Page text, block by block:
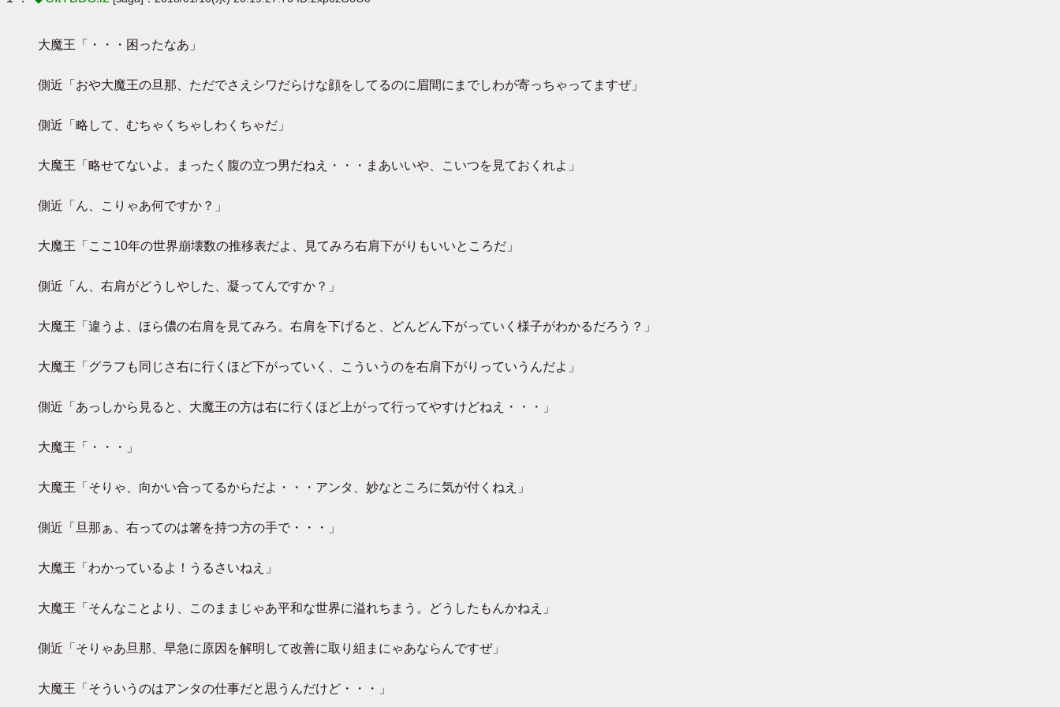
大魔王「・・・困ったなあ」
側近「おや大魔王の旦那、ただでさえシワだらけな顔をしてるのに眉間にまでしわが寄っちゃってますぜ」
側近「略して、むちゃくちゃしわくちゃだ」
大魔王「略せてないよ。まったく腹の立つ男だねえ・・・まあいいや、こいつを見ておくれよ」
側近「ん、こりゃあ何ですか？」
大魔王「ここ10年の世界崩壊数の推移表だよ、見てみろ右肩下がりもいいところだ」
側近「ん、右肩がどうしやした、凝ってんですか？」
大魔王「違うよ、ほら儂の右肩を見てみろ。右肩を下げると、どんどん下がっていく様子がわかるだろう？」
大魔王「グラフも同じさ右に行くほど下がっていく、こういうのを右肩下がりっていうんだよ」
側近「あっしから見ると、大魔王の方は右に行くほど上がって行ってやすけどねえ・・・」
大魔王「・・・」
大魔王「そりゃ、向かい合ってるからだよ・・・アンタ、妙なところに気が付くねえ」
側近「旦那ぁ、右ってのは箸を持つ方の手で・・・」
大魔王「わかっているよ！うるさいねえ」
大魔王「そんなことより、このままじゃあ平和な世界に溢れちまう。どうしたもんかねえ」
側近「そりゃあ旦那、早急に原因を解明して改善に取り組まにゃあならんですぜ」
大魔王「そういうのはアンタの仕事だと思うんだけど・・・」